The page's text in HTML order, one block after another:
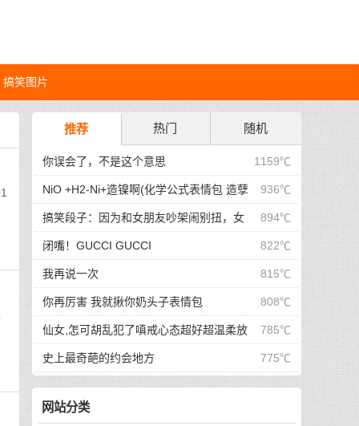
搞笑图片
推荐 热门 随机
1159℃
你误会了，不是这个意思
936℃
NiO +H2-Ni+造镍啊(化学公式表情包 造孽
啊表情包) 894℃
搞笑段子：因为和女朋友吵架闹别扭，女
朋友不理我了，于是我！ 822℃
闭嘴！GUCCI GUCCI
815℃
我再说一次
808℃
你再厉害 我就揪你奶头子表情包
785℃
仙女,怎可胡乱犯了嗔戒心态超好超温柔放
下屠刀莫生气有点耐心保持理智那就 775℃
史上最奇葩的约会地方
网站分类